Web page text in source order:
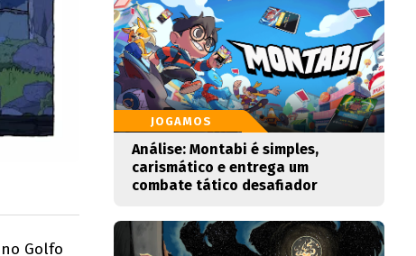
Golfo
JOGAMOS
Análise: Montabi é simples,
carismático e entrega um
combate tático desafiador